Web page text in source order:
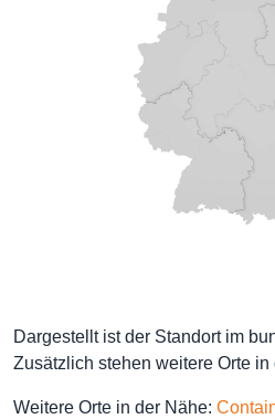
Dargestellt ist der Standort im
Zusätzlich stehen weitere Orte
Weitere Orte in der Nähe: